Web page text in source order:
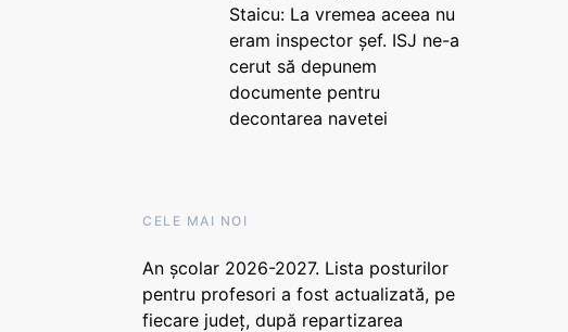
Staicu: La vremea aceea nu
eram inspector șef. ISJ ne-a
cerut să depunem
documente pentru
decontarea navetei
CELE MAI NOI
An școlar 2026-2027. Lista posturilor
pentru profesori a fost actualizată, pe
fiecare județ, după repartizarea